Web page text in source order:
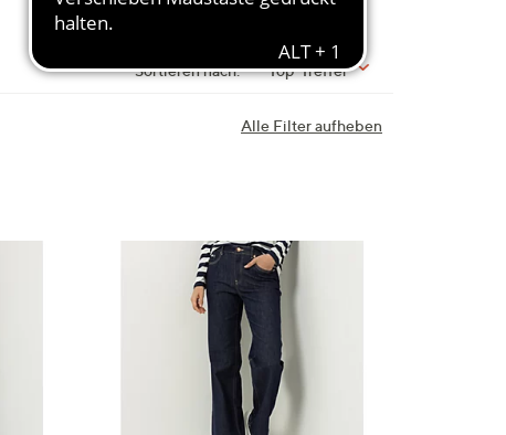
Sortieren nach: Top-Treffer
Alle Filter aufheben